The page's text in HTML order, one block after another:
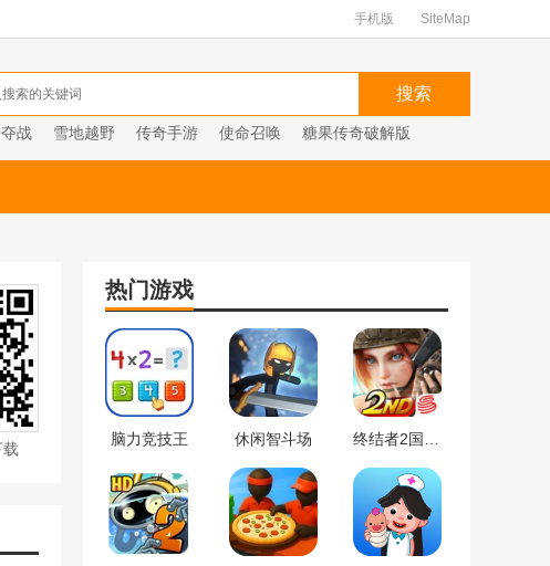
手机版 SiteMap
战 雪地越野 传奇手游 使命召唤 糖果传奇破解版
热门游戏
脑力竞技王 休闲智斗场